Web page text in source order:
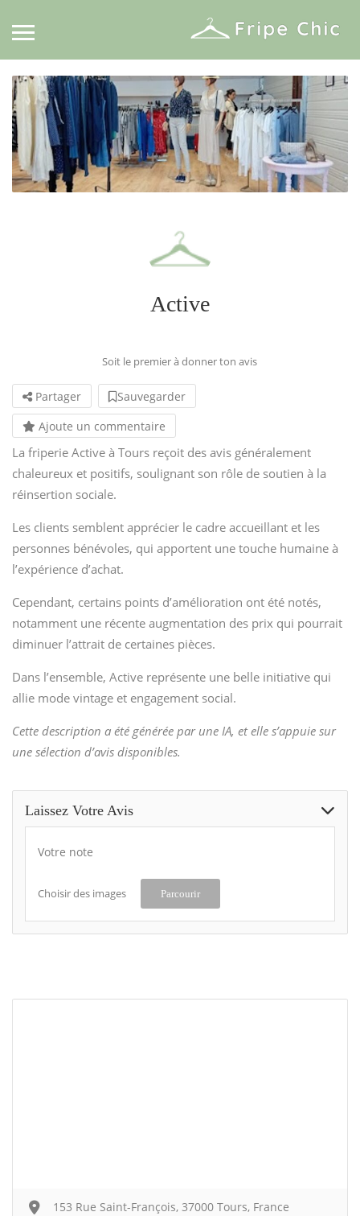
Active
Soit le premier à donner ton avis
Partager
Sauvegarder
Ajoute un commentaire
La friperie Active à Tours reçoit des avis généralement
chaleureux et positifs, soulignant son rôle de soutien à la
réinsertion sociale.
Les clients semblent apprécier le cadre accueillant et les
personnes bénévoles, qui apportent une touche humaine à
l’expérience d’achat.
Cependant, certains points d’amélioration ont été notés,
notamment une récente augmentation des prix qui pourrait
diminuer l’attrait de certaines pièces.
Dans l’ensemble, Active représente une belle initiative qui
allie mode vintage et engagement social.
Cette description a été générée par une IA, et elle s’appuie sur
une sélection d’avis disponibles.
Laissez Votre Avis
Votre note
Choisir des images Parcourir
153 Rue Saint-François, 37000 Tours, France